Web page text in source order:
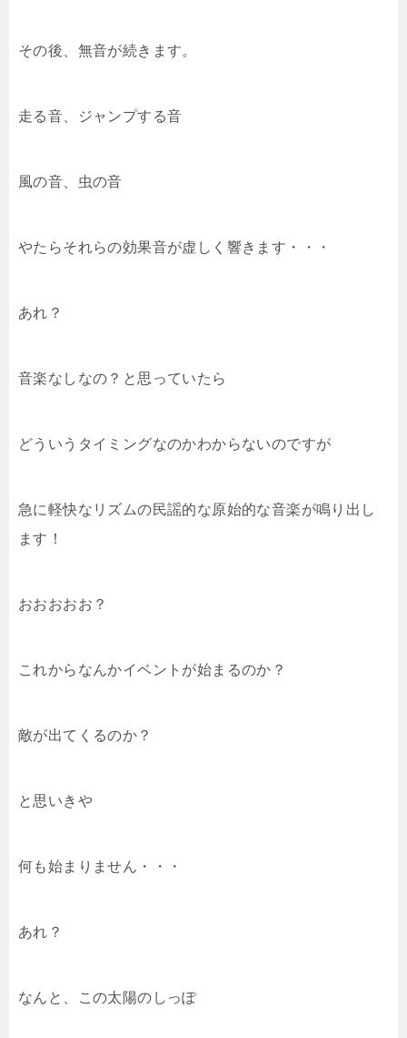
その後、無音が続きます。
走る音、ジャンプする音
風の音、虫の音
やたらそれらの効果音が虚しく響きます・・・
あれ？
音楽なしなの？と思っていたら
どういうタイミングなのかわからないのですが
急に軽快なリズムの民謡的な原始的な音楽が鳴り出し
ます！
おおおおお？
これからなんかイベントが始まるのか？
敵が出てくるのか？
と思いきや
何も始まりません・・・
あれ？
なんと、この太陽のしっぽ